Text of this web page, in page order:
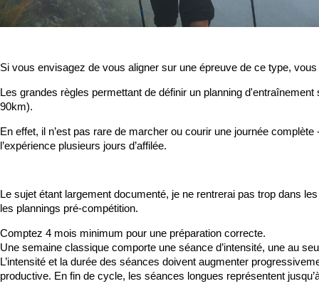
Si vous envisagez de vous aligner sur une épreuve de ce type,
Les grandes règles permettant de définir un planning
90km).
En effet, il n’est pas rare de marcher ou courir une journée
l’expérience plusieurs jours d’affilée.
Le sujet étant largement documenté, je ne rentrerai pas trop dans
les plannings pré-compétition.
Comptez 4 mois minimum pour une préparation correcte.
Une semaine classique comporte une séance d’intensité, une au
L’intensité et la durée des séances doivent augmenter
productive. En fin de cycle, les séances longues représentent